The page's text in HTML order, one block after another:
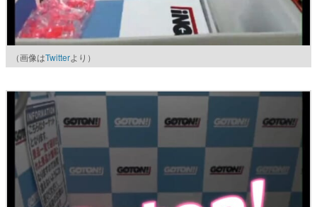
（画像はTwitterより）